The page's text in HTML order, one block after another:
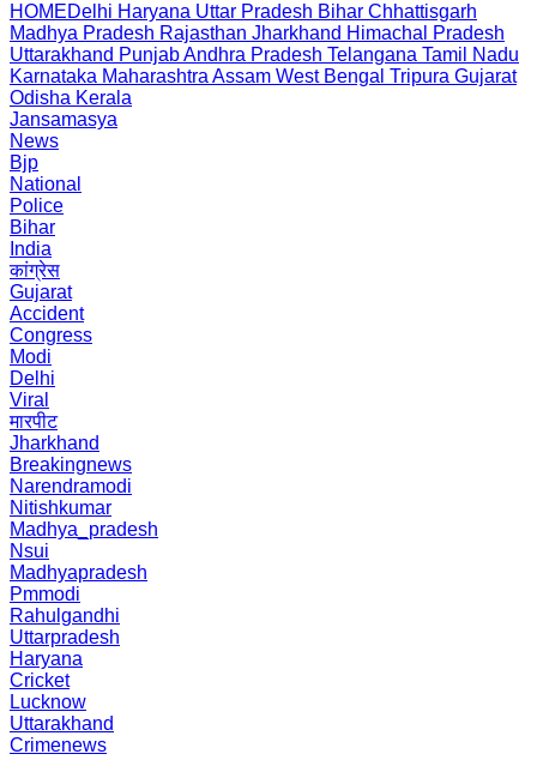
HOMEDelhi Haryana Uttar Pradesh Bihar Chhattisgarh
Madhya Pradesh Rajasthan Jharkhand Himachal Pradesh
Uttarakhand PunjabAndhra Pradesh Telangana Tamil Nadu
Karnataka Maharashtra Assam West Bengal Tripura Gujarat
Odisha Kerala
Jansamasya
News
Bjp
National
Police
Bihar
India
कांग्रेस
Gujarat
Accident
Congress
Modi
Delhi
Viral
मारपीट
Jharkhand
Breakingnews
Narendramodi
Nitishkumar
Madhya_pradesh
Nsui
Madhyapradesh
Pmmodi
Rahulgandhi
Uttarpradesh
Haryana
Cricket
Lucknow
Uttarakhand
Crimenews